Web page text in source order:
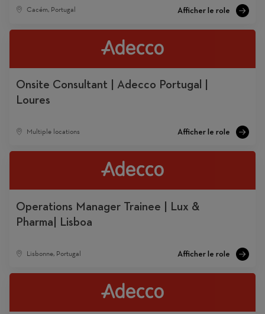
Cacém, Portugal
Onsite Consultant | Adecco Portugal |
Loures
Multiple locations
Operations Manager Trainee | Lux &
Pharma| Lisboa
Lisbonne, Portugal